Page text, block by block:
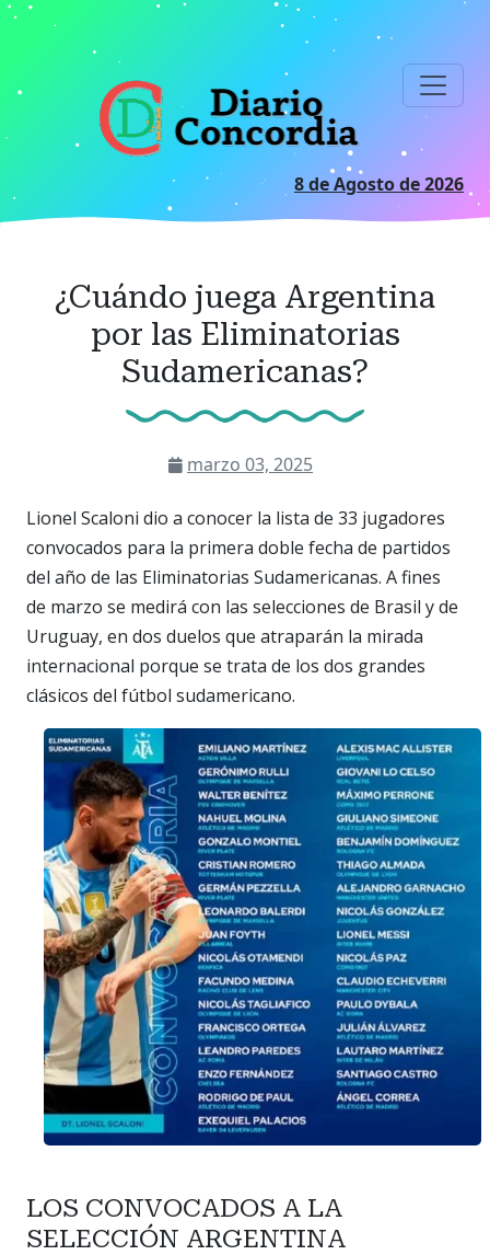
Ir
principal
8 de Agosto de 2026
¿Cuándo juega Argentina
por las Eliminatorias
Sudamericanas?
marzo 03, 2025
Lionel Scaloni dio a conocer la lista de 33 jugadores
convocados para la primera doble fecha de partidos
del año de las Eliminatorias Sudamericanas. A fines
de marzo se medirá con las selecciones de Brasil y de
Uruguay, en dos duelos que atraparán la mirada
internacional porque se trata de los dos grandes
clásicos del fútbol sudamericano.
LOS CONVOCADOS A LA
SELECCIÓN ARGENTINA